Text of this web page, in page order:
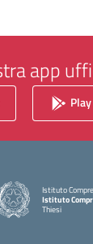
app
Istituto
Istituto
Thiesi